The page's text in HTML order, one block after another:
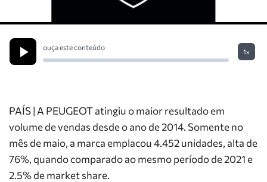
ouça este conteúdo
1x
PAÍS | A PEUGEOT atingiu o maior resultado em
volume de vendas desde o ano de 2014. Somente no
mês de maio, a marca emplacou 4.452 unidades, alta de
76%, quando comparado ao mesmo período de 2021 e
2.5% de market share.